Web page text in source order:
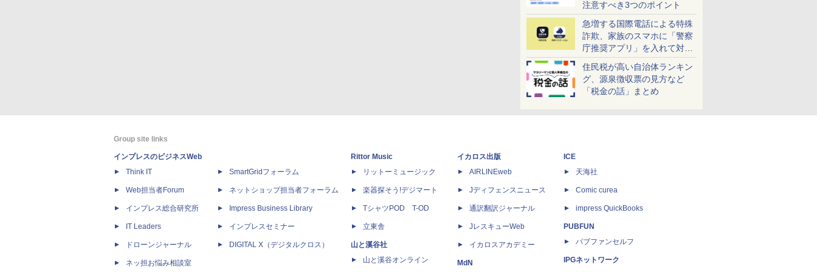
注意すべき3つのポイント
急増する国際電話による特殊
詐欺、家族のスマホに「警察
庁推奨アプリ」を入れて対策
しよう！
住民税が高い自治体ランキン
グ、源泉徴収票の見方など
「税金の話」まとめ
Group site links
インプレスのビジネスWeb
Think IT
Web担当者Forum
インプレス総合研究所
IT Leaders
ドローンジャーナル
ネッ担お悩み相談室
SmartGridフォーラム
ネットショップ担当者フォーラム
Impress Business Library
インプレスセミナー
DIGITAL X（デジタルクロス）
Rittor Music
リットーミュージック
楽器探そう!デジマート
TシャツPOD T-OD
立東舎
山と溪谷社
山と溪谷オンライン
イカロス出版
AIRLINEweb
Jディフェンスニュース
通訳翻訳ジャーナル
JレスキューWeb
イカロスアカデミー
MdN
ICE
天海社
Comic curea
impress QuickBooks
PUBFUN
パブファンセルフ
IPGネットワーク